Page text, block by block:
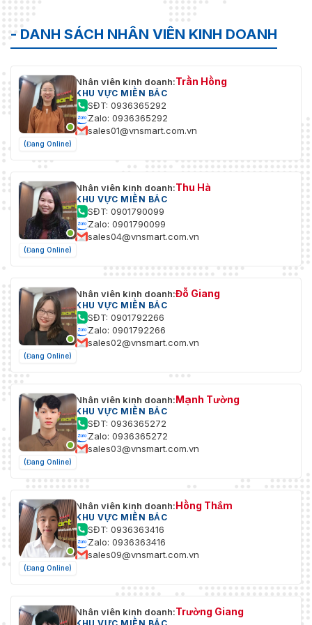
3 cấp độ người dùng: quản trị viên, điều
Bảo mật
Bảo vệ mật khẩu, mật khẩu phức tạp, mã
hóa HTTPS, xác thực 802.1X (EAP-TLS,
EAP-LEAP, EAP-MD5), watermark, bộ lọc địa
chỉ IP, xác thực cơ bản và chi tiết cho
HTTP/HTTPS, WSSE và xác thực chi tiết
xác thực chủ nhà (địa chỉ MAC)
Lưu trữ
mạng
NAS (NFS, SMB/CIFS), Tự động bổ sung
mạng (ANR),
Khách
hàng
iVMS-4200, Hik-Connect, Hik-Central
Trình
Không cần plugin để xem trực tiếp: Chrome
57.0+, Firefox 52.0+,
Dịch vụ địa phương: Chrome 57.0+, Firefox
Dải động
rộng
(WDR)
120 dB
Tín hiệu
- DANH SÁCH NHÂN VIÊN KINH DOANH
(Đang Online)
Nhân viên kinh doanh:Trần Hồng
KHU VỰC MIỀN BẮC
SĐT: 0936365292
Zalo: 0936365292
sales01@vnsmart.com.vn
(Đang Online)
Nhân viên kinh doanh:Thu Hà
KHU VỰC MIỀN BẮC
SĐT: 0901790099
Zalo: 0901790099
sales04@vnsmart.com.vn
(Đang Online)
Nhân viên kinh doanh:Đỗ Giang
KHU VỰC MIỀN BẮC
SĐT: 0901792266
Zalo: 0901792266
sales02@vnsmart.com.vn
(Đang Online)
Nhân viên kinh doanh:Mạnh Tường
KHU VỰC MIỀN BẮC
SĐT: 0936365272
Zalo: 0936365272
sales03@vnsmart.com.vn
(Đang Online)
Nhân viên kinh doanh:Hồng Thắm
KHU VỰC MIỀN BẮC
SĐT: 0936363416
Zalo: 0936363416
sales09@vnsmart.com.vn
Nhân viên kinh doanh:Trường Giang